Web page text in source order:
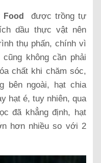
Food
được trồng tự
dầu thực vật nên
thụ phấn, chính vì
không cần phải
chất khi chăm sóc,
bên ngoài, hạt chia
hạt é, tuy nhiên, qua
đã khẳng định, hạt
hơn nhiều so với 2